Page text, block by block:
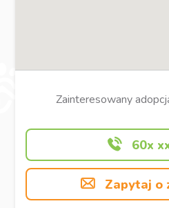
Zainteresowany
60x
Zapytaj o